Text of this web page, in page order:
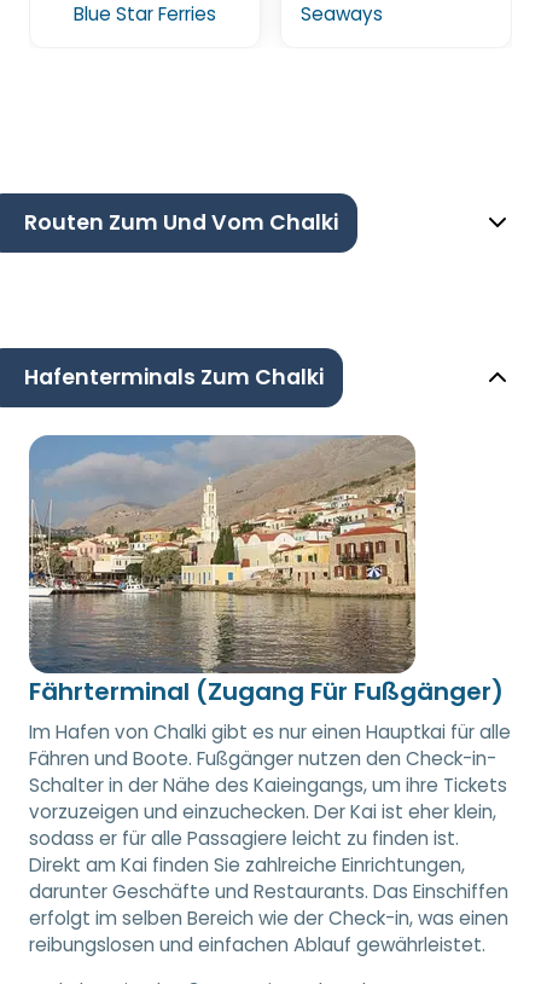
Blue Star Ferries
Seaways
Routen Zum Und Vom Chalki
Hafenterminals Zum Chalki
Fährterminal (Zugang Für Fußgänger)
Im Hafen von Chalki gibt es nur einen Hauptkai für alle
Fähren und Boote. Fußgänger nutzen den Check-in-
Schalter in der Nähe des Kaieingangs, um ihre Tickets
vorzuzeigen und einzuchecken. Der Kai ist eher klein,
sodass er für alle Passagiere leicht zu finden ist.
Direkt am Kai finden Sie zahlreiche Einrichtungen,
darunter Geschäfte und Restaurants. Das Einschiffen
erfolgt im selben Bereich wie der Check-in, was einen
reibungslosen und einfachen Ablauf gewährleistet.